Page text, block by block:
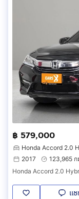
฿ 579,000
Honda Accord 2.0
2017
123,965 ก
Honda Accord 2.0
แ